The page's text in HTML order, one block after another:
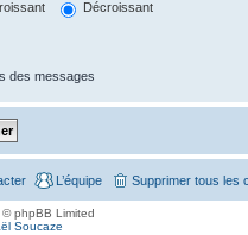
Décroissant
des messages
Supprimer tous les
L’équipe
phpBB Limited
Soucaze